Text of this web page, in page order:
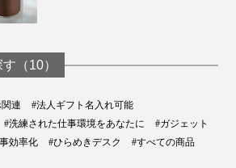
（10）
連
#法人ギフト名入れ可能
#洗練された仕事環境をあなたに
#ガジェット
効率化 #ひらめきデスク #すべての商品